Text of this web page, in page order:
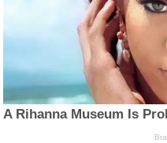
A Rihanna Museum Is